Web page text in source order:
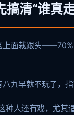
清“谁真
面栽跟头
九早就不玩了，
人还有戏，尤其